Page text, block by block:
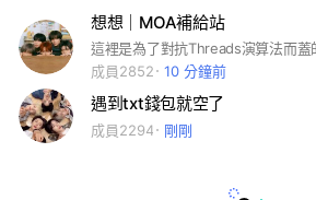
想想｜MOA補給站
成員2852
10 分鐘前
遇到txt錢包就空了
成員2294 剛剛